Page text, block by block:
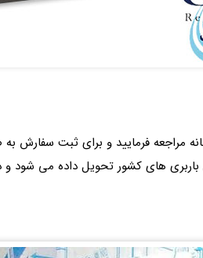
مراجعه فرمایید و برای ثبت سفارش
های کشور تحویل داده می شود